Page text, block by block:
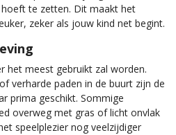
te zetten. Dit maakt het
zeker als jouw kind net begint.
het meest gebruikt zal worden.
verharde paden in de buurt zijn de
prima geschikt. Sommige
overweg met gras of licht onvlak
speelplezier nog veelzijdiger